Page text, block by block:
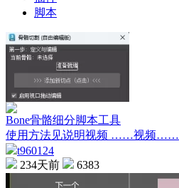
脚本
Bone骨骼细分脚本工具
使用方法见说明视频 ……视频……
t960124
234天前
6383